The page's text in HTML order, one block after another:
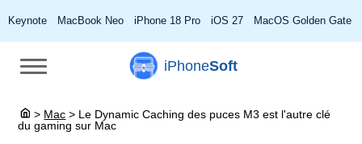
Keynote MacBook Neo iPhone 18 Pro iOS 27 MacOS Golden Gate
iPhoneSoft
> Mac > Le Dynamic Caching des puces M3 est l'autre clé
du gaming sur Mac